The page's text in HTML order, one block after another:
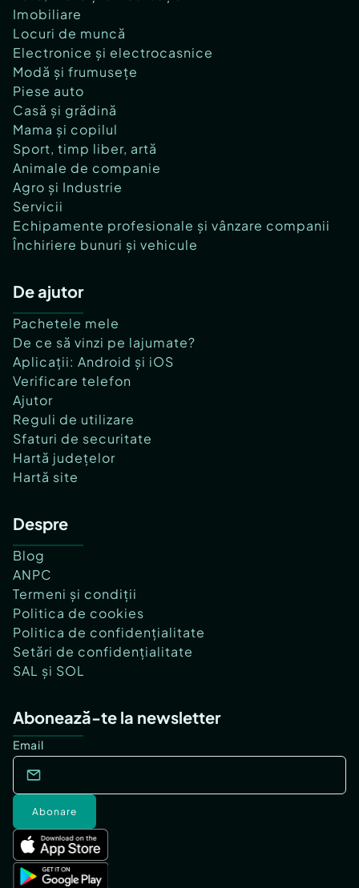
Imobiliare
Locuri de muncă
Electronice și electrocasnice
Modă și frumusețe
Piese auto
Casă și grădină
Mama și copilul
Sport, timp liber, artă
Animale de companie
Agro și Industrie
Servicii
Echipamente profesionale și vânzare companii
Închiriere bunuri și vehicule
De ajutor
Pachetele mele
De ce să vinzi pe lajumate?
Aplicații: Android și iOS
Verificare telefon
Ajutor
Reguli de utilizare
Sfaturi de securitate
Hartă județelor
Hartă site
Despre
Blog
ANPC
Termeni și condiții
Politica de cookies
Politica de confidențialitate
Setări de confidențialitate
SAL și SOL
Abonează-te la newsletter
Email
Abonare